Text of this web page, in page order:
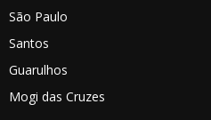
São Paulo
Santos
Guarulhos
Mogi das Cruzes